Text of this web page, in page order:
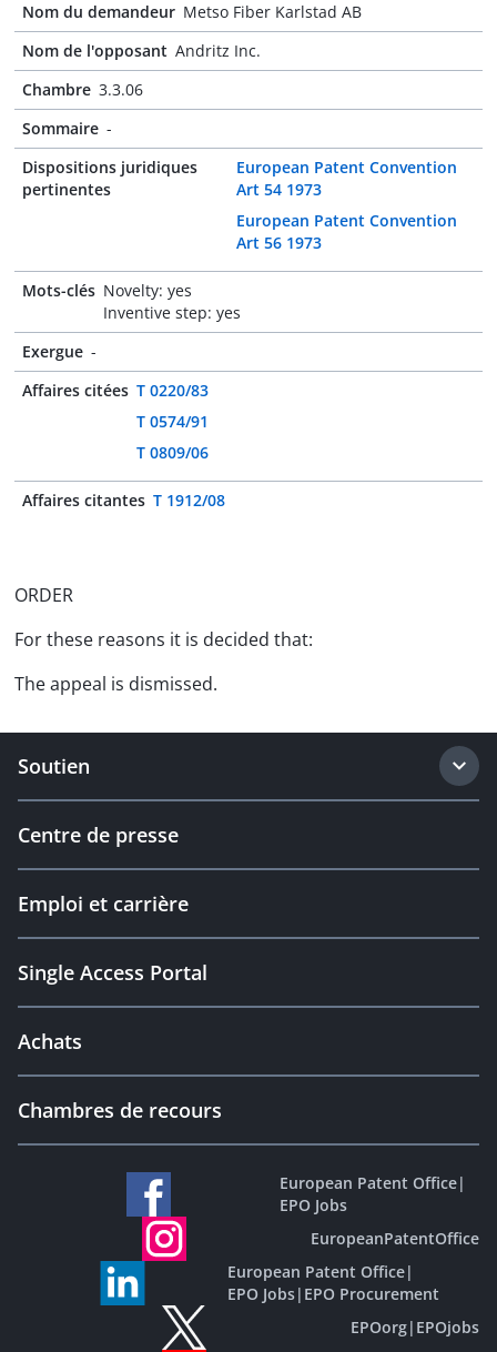
Nom du demandeur Metso Fiber Karlstad AB
Nom de l'opposant Andritz Inc.
Chambre 3.3.06
Sommaire -
Dispositions juridiques
pertinentes
European Patent Convention
Art 54 1973
European Patent Convention
Art 56 1973
Mots-clés Novelty: yes
Inventive step: yes
Exergue -
Affaires citées T 0220/83
T 0574/91
T 0809/06
Affaires citantes T 1912/08
ORDER
For these reasons it is decided that:
The appeal is dismissed.
Soutien
Centre de presse
Emploi et carrière
Single Access Portal
Achats
Chambres de recours
European Patent Office|
EPO Jobs
EuropeanPatentOffice
European Patent Office|
EPO Jobs| EPO Procurement
EPOorg| EPOjobs